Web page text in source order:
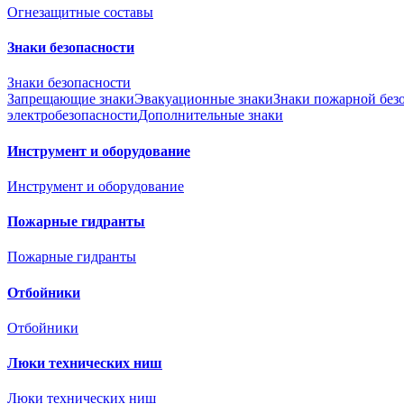
Огнезащитные составы
Знаки безопасности
Знаки безопасности
Запрещающие знакиЭвакуационные знакиЗнаки пожарной
электробезопасностиДополнительные знаки
Инструмент и оборудование
Инструмент и оборудование
Пожарные гидранты
Пожарные гидранты
Отбойники
Отбойники
Люки технических ниш
Люки технических ниш